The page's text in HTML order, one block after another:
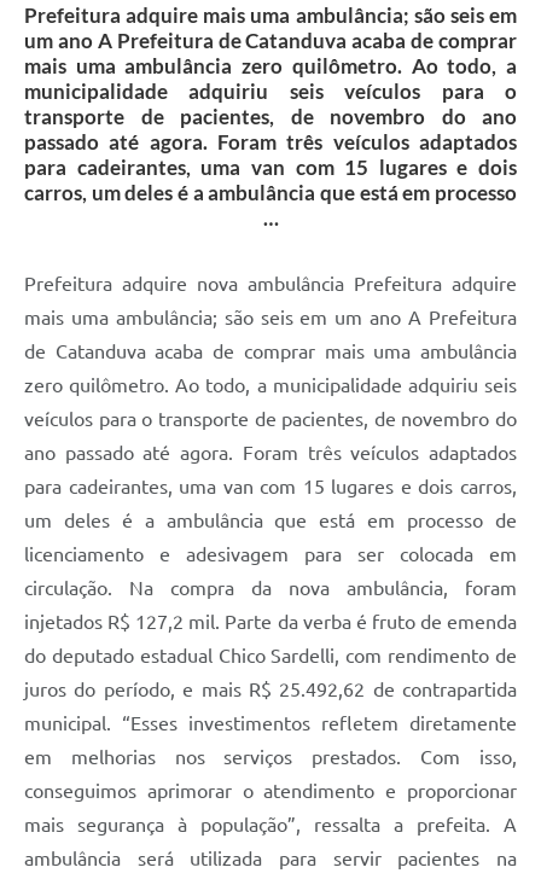
Contato
Editais
Prefeitura adquire mais uma ambulância; são seis em
um ano A Prefeitura de Catanduva acaba de comprar
mais uma ambulância zero quilômetro. Ao todo, a
municipalidade adquiriu seis veículos para o
transporte de pacientes, de novembro do ano
passado até agora. Foram três veículos adaptados
para cadeirantes, uma van com 15 lugares e dois
carros, um deles é a ambulância que está em processo
…
Prefeitura adquire nova ambulância Prefeitura adquire
mais uma ambulância; são seis em um ano A Prefeitura
de Catanduva acaba de comprar mais uma ambulância
zero quilômetro. Ao todo, a municipalidade adquiriu seis
veículos para o transporte de pacientes, de novembro do
ano passado até agora. Foram três veículos adaptados
para cadeirantes, uma van com 15 lugares e dois carros,
um deles é a ambulância que está em processo de
licenciamento e adesivagem para ser colocada em
circulação. Na compra da nova ambulância, foram
injetados R$ 127,2 mil. Parte da verba é fruto de emenda
do deputado estadual Chico Sardelli, com rendimento de
juros do período, e mais R$ 25.492,62 de contrapartida
municipal. “Esses investimentos refletem diretamente
em melhorias nos serviços prestados. Com isso,
conseguimos aprimorar o atendimento e proporcionar
mais segurança à população”, ressalta a prefeita. A
ambulância será utilizada para servir pacientes na